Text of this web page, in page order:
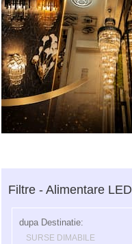
Filtre - Alimentare LED
dupa Destinatie:
SURSE DIMABILE